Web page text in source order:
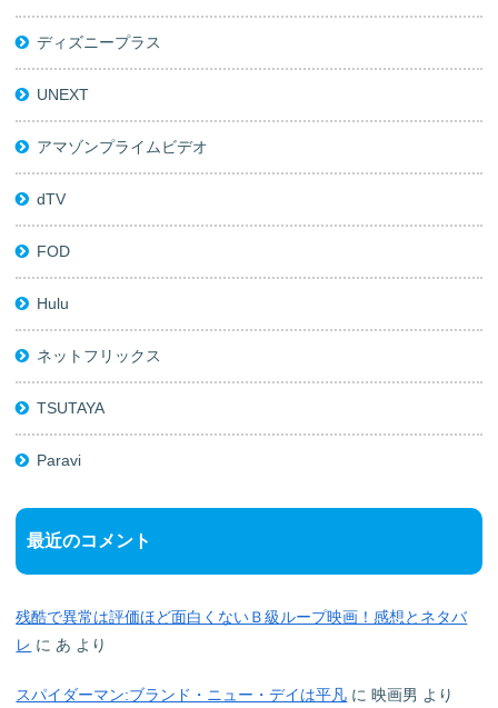
ディズニープラス
UNEXT
アマゾンプライムビデオ
dTV
FOD
Hulu
ネットフリックス
TSUTAYA
Paravi
最近のコメント
残酷で異常は評価ほど面白くないＢ級ループ映画！感想とネタバ
レ に あ より
スパイダーマン:ブランド・ニュー・デイは平凡 に映画男 より